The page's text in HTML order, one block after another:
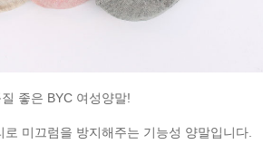
질 좋은 BYC 여성양말!
미끄럼을 방지해주는 기능성 양말입니다.